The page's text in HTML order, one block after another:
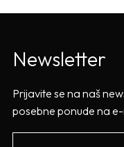
Newsletter
Prijavite se na naš
posebne ponude na